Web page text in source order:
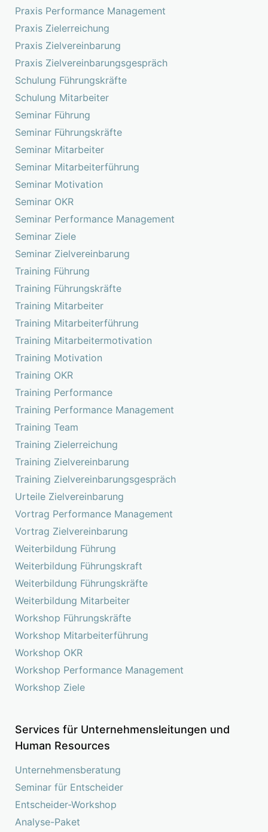
Praxis Performance Management
Praxis Zielerreichung
Praxis Zielvereinbarung
Praxis Zielvereinbarungsgespräch
Schulung Führungskräfte
Schulung Mitarbeiter
Seminar Führung
Seminar Führungskräfte
Seminar Mitarbeiter
Seminar Mitarbeiterführung
Seminar Motivation
Seminar OKR
Seminar Performance Management
Seminar Ziele
Seminar Zielvereinbarung
Training Führung
Training Führungskräfte
Training Mitarbeiter
Training Mitarbeiterführung
Training Mitarbeitermotivation
Training Motivation
Training OKR
Training Performance
Training Performance Management
Training Team
Training Zielerreichung
Training Zielvereinbarung
Training Zielvereinbarungsgespräch
Urteile Zielvereinbarung
Vortrag Performance Management
Vortrag Zielvereinbarung
Weiterbildung Führung
Weiterbildung Führungskraft
Weiterbildung Führungskräfte
Weiterbildung Mitarbeiter
Workshop Führungskräfte
Workshop Mitarbeiterführung
Workshop OKR
Workshop Performance Management
Workshop Ziele
Services für Unternehmensleitungen und
Human Resources
Unternehmensberatung
Seminar für Entscheider
Entscheider-Workshop
Analyse-Paket